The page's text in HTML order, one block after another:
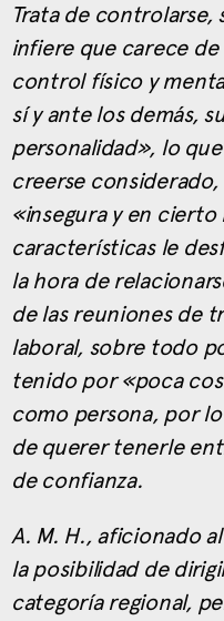
Trata de
infiere que carece
control físico y
sí y ante los demás,
personalidad», lo
creerse
«insegura y en
características le
la hora de
de las reuniones de
laboral, sobre todo
tenido por «poca
como persona, por
de querer tenerle
de confianza.
A. M. H., aficionado
la posibilidad de
categoría regional,